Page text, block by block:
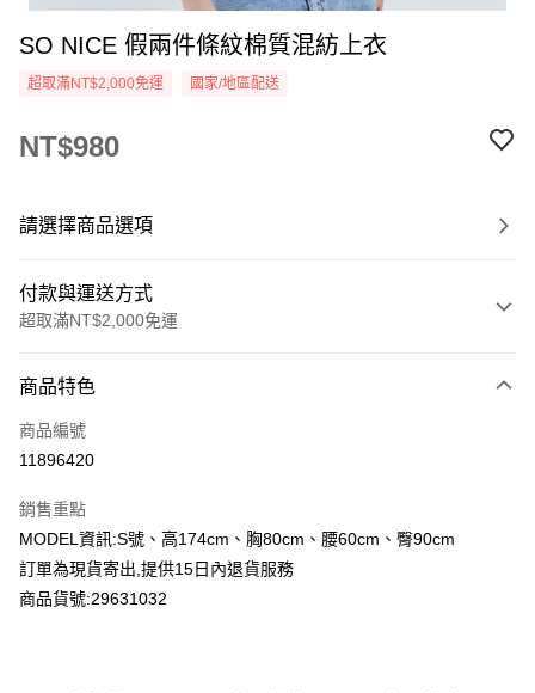
SO NICE 假兩件條紋棉質混紡上衣
超取滿NT$2,000免運 國家/地區配送
NT$980
請選擇商品選項
付款與運送方式
超取滿NT$2,000免運
信用卡一次付款
超商取貨付款
Apple Pay
Google Pay
商品特色
商品編號
11896420
銷售重點
MODEL資訊:S號、高174cm、胸80cm、腰60cm、臀90cm
訂單為現貨寄出,提供15日內退貨服務
商品貨號:29631032